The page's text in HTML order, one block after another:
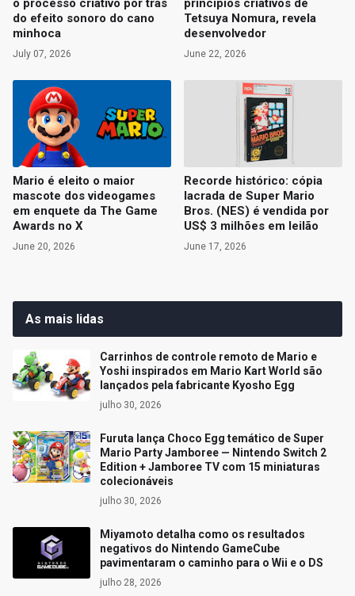
o processo criativo por trás
do efeito sonoro do cano
minhoca
July 07, 2026
princípios criativos de
Tetsuya Nomura, revela
desenvolvedor
June 22, 2026
Mario é eleito o maior
mascote dos videogames
em enquete da The Game
Awards no X
June 20, 2026
Recorde histórico: cópia
lacrada de Super Mario
Bros. (NES) é vendida por
US$ 3 milhões em leilão
June 17, 2026
As mais lidas
Carrinhos de controle remoto de Mario e
Yoshi inspirados em Mario Kart World são
lançados pela fabricante Kyosho Egg
julho 30, 2026
Furuta lança Choco Egg temático de Super
Mario Party Jamboree — Nintendo Switch 2
Edition + Jamboree TV com 15 miniaturas
colecionáveis
julho 30, 2026
Miyamoto detalha como os resultados
negativos do Nintendo GameCube
pavimentaram o caminho para o Wii e o DS
julho 28, 2026